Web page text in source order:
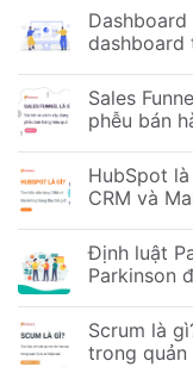
dashboard
Sales
phễu bán
HubSpot
CRM và
Định luật
Parkinson
Scrum là
trong quản